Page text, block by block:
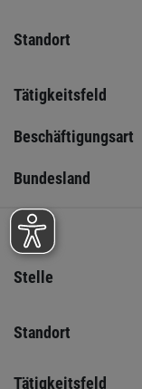
Standort
Tätigkeitsfeld
Beschäftigungsart
Bundesland
Stelle
Standort
Tätigkeitsfeld